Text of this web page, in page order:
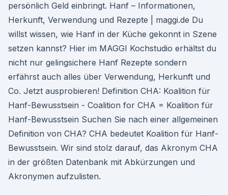
persönlich Geld einbringt. Hanf – Informationen,
Herkunft, Verwendung und Rezepte | maggi.de Du
willst wissen, wie Hanf in der Küche gekonnt in Szene
setzen kannst? Hier im MAGGI Kochstudio erhältst du
nicht nur gelingsichere Hanf Rezepte sondern
erfährst auch alles über Verwendung, Herkunft und
Co. Jetzt ausprobieren! Definition CHA: Koalition für
Hanf-Bewusstsein - Coalition for CHA = Koalition für
Hanf-Bewusstsein Suchen Sie nach einer allgemeinen
Definition von CHA? CHA bedeutet Koalition für Hanf-
Bewusstsein. Wir sind stolz darauf, das Akronym CHA
in der größten Datenbank mit Abkürzungen und
Akronymen aufzulisten.